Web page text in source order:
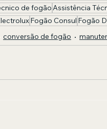
de fogãoAssistência
Fogão Consul Fogão
conversão de fogão